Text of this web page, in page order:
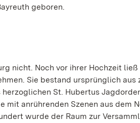
geboren.
nicht. Noch vor ihrer Hochzeit ließ
Sie bestand ursprünglich aus
St. Hubertus
anrührenden Szenen aus dem
wurde der Raum zur